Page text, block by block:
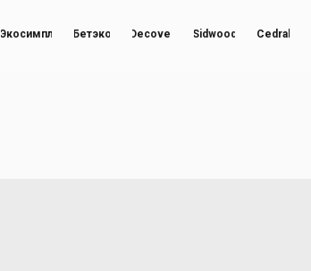
Бетэко Decover Sidwood Cedral
Экосимпл